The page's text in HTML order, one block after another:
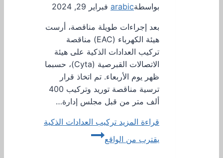
بواسطةarabic فبراير 29, 2024
بعد إجراءات طويلة مناقصة، أرست
هيئة الكهرباء (EAC) مناقصة
تركيب العدادات الذكية على هيئة
الاتصالات القبرصية (Cyta)، حسبما
ظهر يوم الأربعاء. تم اتخاذ قرار
ترسية مناقصة توريد وتركيب 400
ألف متر من قبل مجلس إدارة…
قراءة المزيد تركيب العدادات الذكية
يقترب من الواقع